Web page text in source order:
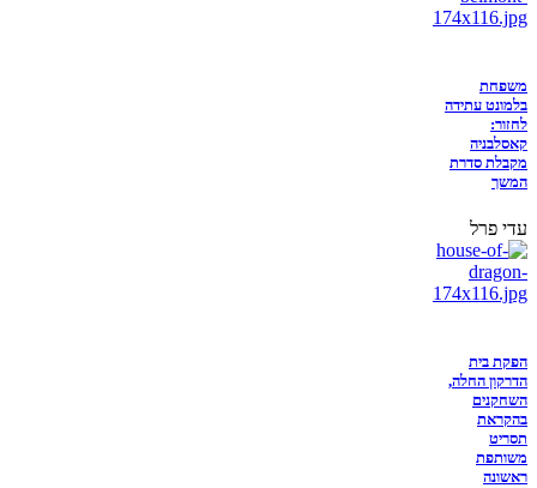
משפחת
בלמונט עתידה
לחזור:
קאסלבניה
מקבלת סדרת
המשך
עדי פרל
הפקת בית
הדרקון החלה,
השחקנים
בהקראת
תסריט
משותפת
ראשונה